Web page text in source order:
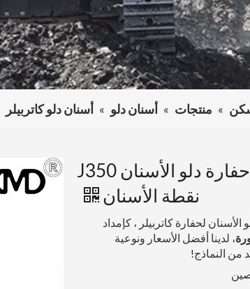
» منتجات » أسنان دلو » أسنان دلو كاتربيلر
1U3352RC حفارة دلو الأسنان J350
نقطة الأسنان
الأسنان لحفارة كاتربيلر ، كإمداد
، لدينا أفضل الأسعار ونوعية
من النماذج!